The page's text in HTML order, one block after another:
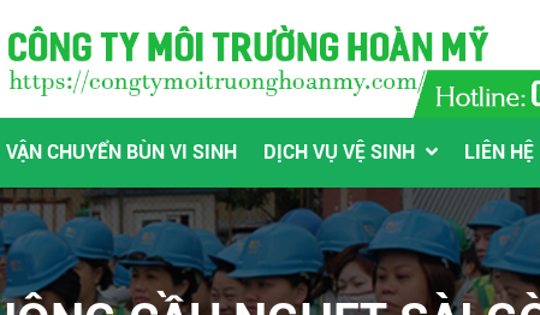
VẬN CHUYỂN BÙN VI SINH DỊCH VỤ VỆ SINH LIÊN HỆ